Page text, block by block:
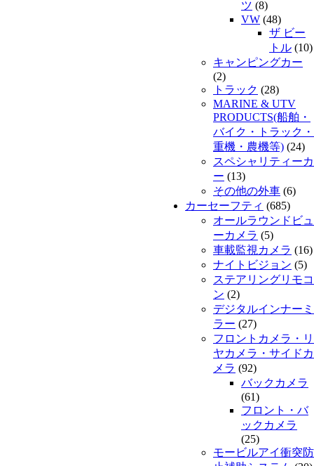
ツ (8)
VW (48)
ザ ビー
トル (10)
キャンピングカー
(2)
トラック (28)
MARINE & UTV
PRODUCTS(船舶・
バイク・トラック・
重機・農機等) (24)
スペシャリティーカ
ー (13)
その他の外車 (6)
カーセーフティ (685)
オールラウンドビュ
ーカメラ (5)
車載監視カメラ (16)
ナイトビジョン (5)
ステアリングリモコ
ン (2)
デジタルインナーミ
ラー (27)
フロントカメラ・リ
ヤカメラ・サイドカ
メラ (92)
バックカメラ
(61)
フロント・バ
ックカメラ
(25)
モービルアイ衝突防